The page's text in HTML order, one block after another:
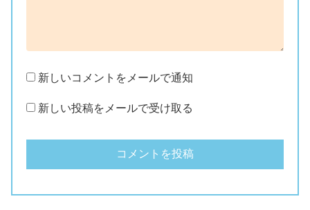
新しいコメントをメールで通知
新しい投稿をメールで受け取る